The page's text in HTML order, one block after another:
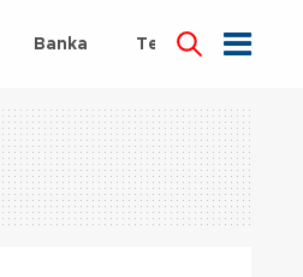
Banka Teknoloji